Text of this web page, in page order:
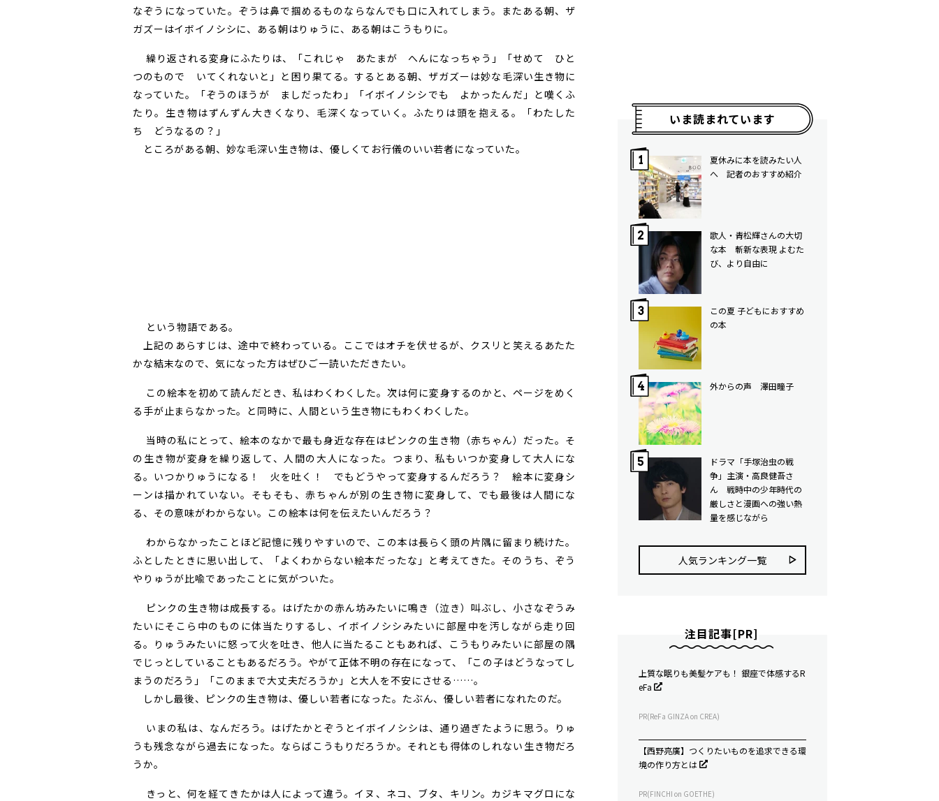
なぞうになっていた。ぞうは鼻で掴めるものならなんでも口に入れてしまう。またある朝、ザ
ガズーはイボイノシシに、ある朝はりゅうに、ある朝はこうもりに。
繰り返される変身にふたりは、「これじゃ あたまが へんになっちゃう」「せめて ひと
つのもので いてくれないと」と困り果てる。するとある朝、ザガズーは妙な毛深い生き物に
なっていた。「ぞうのほうが ましだったわ」「イボイノシシでも よかったんだ」と嘆くふ
たり。生き物はずんずん大きくなり、毛深くなっていく。ふたりは頭を抱える。「わたした
ち どうなるの？」
ところがある朝、妙な毛深い生き物は、優しくてお行儀のいい若者になっていた。
という物語である。
上記のあらすじは、途中で終わっている。ここではオチを伏せるが、クスリと笑えるあたた
かな結末なので、気になった方はぜひご一読いただきたい。
この絵本を初めて読んだとき、私はわくわくした。次は何に変身するのかと、ページをめく
る手が止まらなかった。と同時に、人間という生き物にもわくわくした。
当時の私にとって、絵本のなかで最も身近な存在はピンクの生き物（赤ちゃん）だった。そ
の生き物が変身を繰り返して、人間の大人になった。つまり、私もいつか変身して大人にな
る。いつかりゅうになる！ 火を吐く！ でもどうやって変身するんだろう？ 絵本に変身シ
ーンは描かれていない。そもそも、赤ちゃんが別の生き物に変身して、でも最後は人間にな
る、その意味がわからない。この絵本は何を伝えたいんだろう？
わからなかったことほど記憶に残りやすいので、この本は長らく頭の片隅に留まり続けた。
ふとしたときに思い出して、「よくわからない絵本だったな」と考えてきた。そのうち、ぞう
やりゅうが比喩であったことに気がついた。
ピンクの生き物は成長する。はげたかの赤ん坊みたいに鳴き（泣き）叫ぶし、小さなぞうみ
たいにそこら中のものに体当たりするし、イボイノシシみたいに部屋中を汚しながら走り回
る。りゅうみたいに怒って火を吐き、他人に当たることもあれば、こうもりみたいに部屋の隅
でじっとしていることもあるだろう。やがて正体不明の存在になって、「この子はどうなってし
まうのだろう」「このままで大丈夫だろうか」と大人を不安にさせる……。
しかし最後、ピンクの生き物は、優しい若者になった。たぶん、優しい若者になれたのだ。
いまの私は、なんだろう。はげたかとぞうとイボイノシシは、通り過ぎたように思う。りゅ
うも残念ながら過去になった。ならばこうもりだろうか。それとも得体のしれない生き物だろ
うか。
きっと、何を経てきたかは人によって違う。イヌ、ネコ、ブタ、キリン。カジキマグロにな
いま読まれています
夏休みに本を読みたい人
へ 記者のおすすめ紹介
歌人・青松輝さんの大切
な本 斬新な表現 よむた
び、より自由に
この夏 子どもにおすすめ
の本
外からの声 澤田瞳子
ドラマ「手塚治虫の戦
争」主演・高良健吾さ
ん 戦時中の少年時代の
厳しさと漫画への強い熱
量を感じながら
人気ランキング⼀覧
注目記事[PR]
上質な眠りも美髪ケアも！ 銀座で体感するR
eFa
PR(ReFa GINZA on CREA)
【西野亮廣】つくりたいものを追求できる環
境の作り方とは
PR(FINCHI on GOETHE)